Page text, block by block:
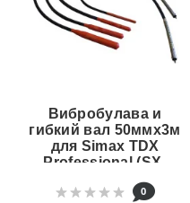
Вибробулава и
гибкий вал 50ммх3м
для Simax TDX
Professional (SX-
0